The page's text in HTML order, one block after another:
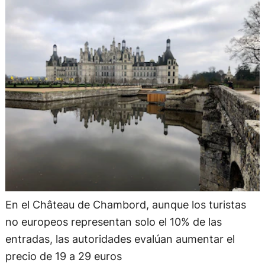
En el Château de Chambord, aunque los turistas
no europeos representan solo el 10% de las
entradas, las autoridades evalúan aumentar el
precio de 19 a 29 euros